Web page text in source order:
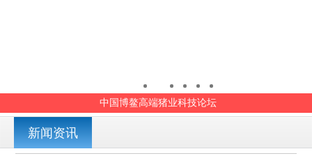
中国博鳌高端猪业科技论坛
新闻资讯